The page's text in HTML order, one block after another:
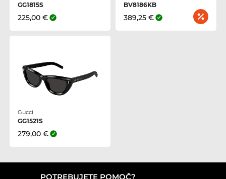
GG1815S
225,00 €
BV8186KB
389,25 €
Gucci
GG1521S
279,00 €
POTREBUJETE POMOČ?